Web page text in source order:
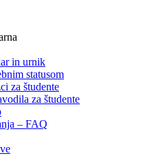
in urnik
statusom
za študente
za študente
– FAQ